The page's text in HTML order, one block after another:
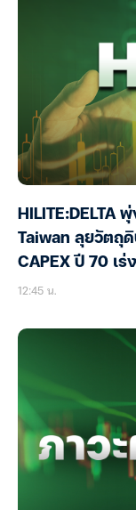
HILITE:DELTA
Taiwan ลุยวัตถุ
CAPEX ปี 70 เร่
12:45 น.